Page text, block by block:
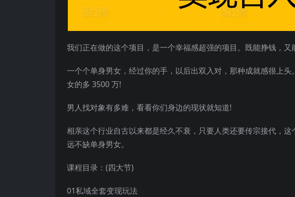
我们正在做的这个项目，是一个幸福感超强的项目。既能挣钱，又
一个个单身男女，经过你的手，以后出双入对，那种成就感很上
女的多 3500 万!
男人找对象有多难，看看你们身边的现状就知道!
相亲这个行业自古以来都是经久不衰，只要人类还要传宗接代，
远不缺单身男女。
课程目录：(四大节)
01私域全套变现玩法